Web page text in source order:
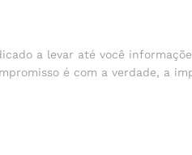
a levar até você
é com a verdade, a